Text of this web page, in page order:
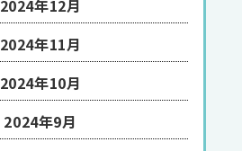
2024年12月
2024年11月
2024年10月
2024年9月